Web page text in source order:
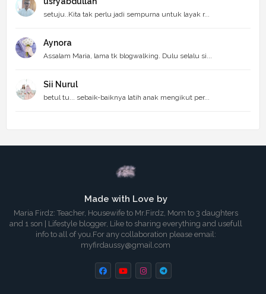
setuju..Kita tak perlu jadi sempurna untuk layak r...
Aynora
Assalam Maria, lama tk blogwalking. Dulu selalu si...
Sii Nurul
betul tu... sebaik-baiknya latih anak mengikut per...
Made with Love by
Maria Firdz: Teacher, Housewife to Mr.Firdz, Mom to 3 daughters
and 1 son | Lifestyle blogger, Like to sharing everything and usefull
info to all of you.For any collaboration please email:
myfirdaussy@gmail.com